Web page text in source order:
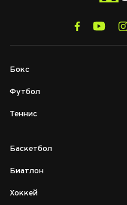
Бокс
Футбол
Теннис
Баскетбол
Биатлон
Хоккей